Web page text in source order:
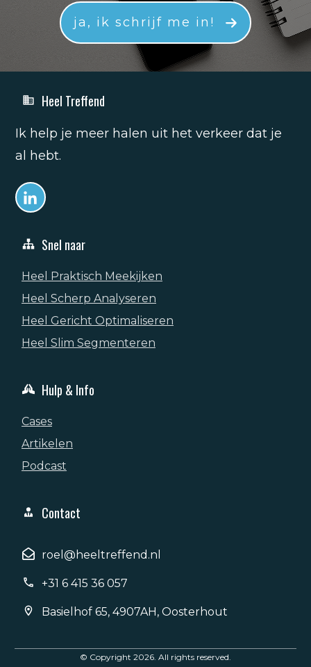
ja, ik schrijf me in!
Heel Treffend
Ik help je meer halen uit het verkeer dat je
al hebt.
Snel naar
Heel Praktisch Meekijken
Heel Scherp Analyseren
Heel Gericht Optimaliseren
Heel Slim Segmenteren
Hulp & Info
Cases
Artikelen
Podcast
Contact
roel@heeltreffend.nl
+31 6 415 36 057
Basielhof 65, 4907AH, Oosterhout
© Copyright 2026. All rights reserved.